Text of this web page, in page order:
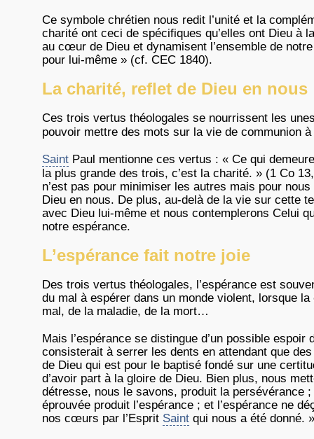
Ce symbole chrétien nous redit l’unité et la
charité ont ceci de spécifiques qu’elles ont Dieu à
au cœur de Dieu et dynamisent l’ensemble de
pour lui-même » (cf. CEC 1840).
La charité, reflet de Dieu en nous
Ces trois vertus théologales se nourrissent les
pouvoir mettre des mots sur la vie de communion
Saint Paul mentionne ces vertus : « Ce qui
la plus grande des trois, c’est la charité. » (1 Co
n’est pas pour minimiser les autres mais pour
Dieu en nous. De plus, au-delà de la vie sur cette
avec Dieu lui-même et nous contemplerons Celui
notre espérance.
L’espérance fait notre joie
Des trois vertus théologales, l’espérance est
du mal à espérer dans un monde violent, lorsque
mal, de la maladie, de la mort…
Mais l’espérance se distingue d’un possible
consisterait à serrer les dents en attendant que
de Dieu qui est pour le baptisé fondé sur une
d’avoir part à la gloire de Dieu. Bien plus, nous
détresse, nous le savons, produit la persévérance
éprouvée produit l’espérance ; et l’espérance ne
nos cœurs par l’Esprit Saint qui nous a été donné.